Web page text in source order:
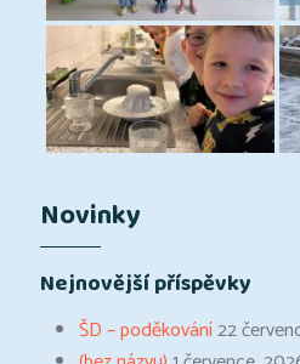
Novinky
Nejnovější příspěvky
ŠD – poděkování22